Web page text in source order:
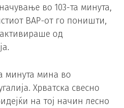
во 103-та минута,
ВАР-от го поништи,
од
минута мина во
Хрватска свесно
на тој начин лесно